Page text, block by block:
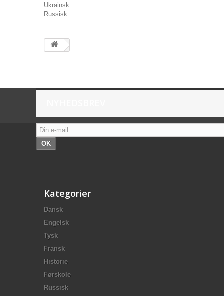
Ukrainsk
Russisk
OK
Kategorier
Dansk
Engelsk
Tysk
Fransk
Historie
Førskole
Russisk